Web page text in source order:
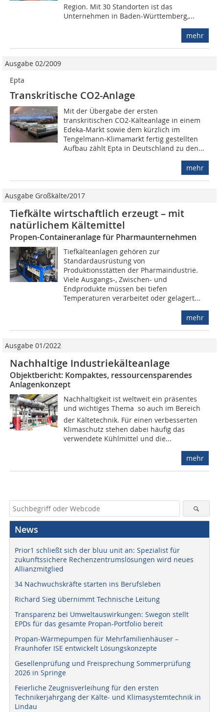
Region. Mit 30 Standorten ist das
Unternehmen in Baden-Württemberg,...
mehr
Ausgabe 02/2009
Epta
Transkritische CO2-Anlage
Mit der Übergabe der ersten
transkritischen CO2-Kälteanlage in einem
Edeka-Markt sowie dem kürzlich im
Tengelmann-Klima­markt fertig gestellten
Aufbau zählt Epta in Deutschland zu den...
mehr
Ausgabe Großkälte/2017
Tiefkälte wirtschaftlich erzeugt – mit
natürlichem Kältemittel
Propen-Containeranlage für Pharmaunternehmen
Tiefkälteanlagen gehören zur
Standardausrüstung von
Produktionsstätten der Pharmaindustrie.
Viele Ausgangs-, Zwischen- und
Endprodukte müssen bei tiefen
Temperaturen verarbeitet oder gelagert...
mehr
Ausgabe 01/2022
Nachhaltige Industriekälteanlage
Objektbericht: Kompaktes, ressourcensparendes
Anlagenkonzept
Nachhaltigkeit ist weltweit ein präsentes
und wichtiges Thema  so auch im Bereich
der Kältetechnik. Für einen verbesserten
Klimaschutz stehen dabei häufig das
verwendete Kühlmittel und die...
mehr
News
Prior1 schließt sich der bluu unit an: Spezialist für
zukunftssichere Rechenzentrumslösungen wird neues
Allianzmitglied
34 Nachwuchskräfte starten ins Berufsleben
Richard Sieg übernimmt Technische Leitung
Transparenz bei Umweltauswirkungen: Swegon stellt
EPDs für das gesamte Propan-Portfolio bereit
Propan-Wärmepumpen für Mehrfamilienhäuser –
Fraunhofer ISE entwickelt Lösungskonzepte
Gesellenprüfung und Freisprechung Sommerprüfung
2026 in Springe
Feierliche Zeugnisverleihung für den ersten
Technikerjahrgang der Kälte- und Klimasystemtechnik in
Lindau